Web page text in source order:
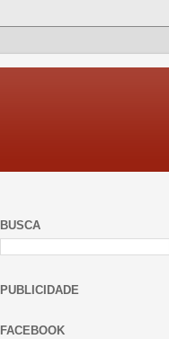
BUSCA
PUBLICIDADE
FACEBOOK